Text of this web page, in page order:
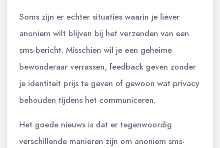
Soms zijn er echter situaties waarin je liever
anoniem wilt blijven bij het verzenden van een
sms-bericht. Misschien wil je een geheime
bewonderaar verrassen, feedback geven zonder
je identiteit prijs te geven of gewoon wat privacy
behouden tijdens het communiceren.
Het goede nieuws is dat er tegenwoordig
verschillende manieren zijn om anoniem sms-